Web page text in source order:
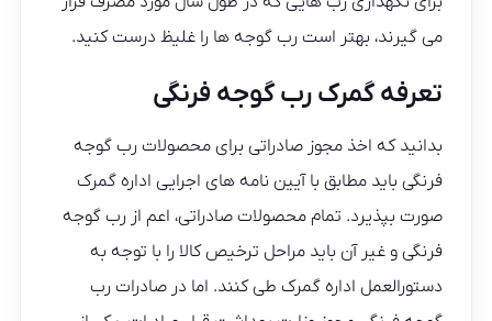
می گیرند، بهتر است رب گوجه ها را غلیظ درست کنید.
تعرفه گمرک رب گوجه فرنگی
بدانید که اخذ مجوز صادراتی برای محصولات رب گوجه
فرنگی باید مطابق با آیین نامه های اجرایی اداره گمرک
صورت بپذیرد. تمام محصولات صادراتی، اعم از رب گوجه
فرنگی و غیر آن باید مراحل ترخیص کالا را با توجه به
دستورالعمل اداره گمرک طی کنند. اما در صادرات رب